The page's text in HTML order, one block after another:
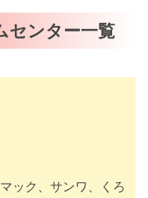
センター一覧
ック、サンワ、くろ